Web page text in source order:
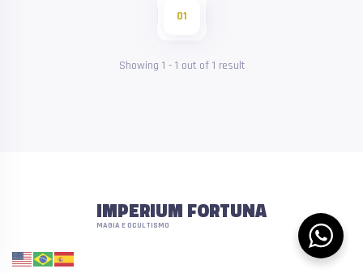
01
Showing 1 - 1 out of 1 result
IMPERIUM FORTUNA
MAGIA E OCULTISMO